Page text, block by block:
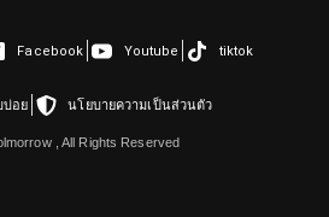
Facebook Youtube tiktok
บ่อย นโยบายความเป็นส่วนตัว
, All Rights Reserved